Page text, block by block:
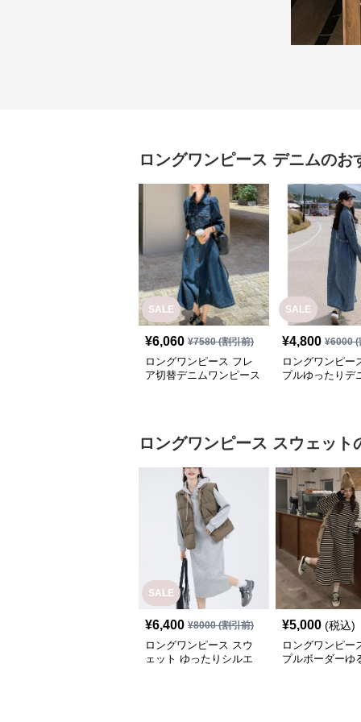
ロングワンピース デニムのお
SALE
¥6,060 ¥7580(割引前)
ロングワンピース フレ
ア切替デニムワンピース
SALE
¥4,800 ¥6000(
ロングワンピー
プルゆったりデ
ロングワンピース スウェット
SALE
¥6,400 ¥8000(割引前)
ロングワンピース スウ
ェット ゆったりシルエ
¥5,000 (税込)
ロングワンピー
プルボーダーゆ